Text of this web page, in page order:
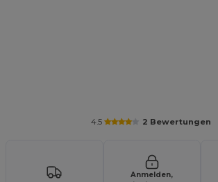
4.5 2 Bewertungen
Anmelden,